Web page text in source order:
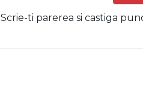
Scrie-ti parerea si castiga